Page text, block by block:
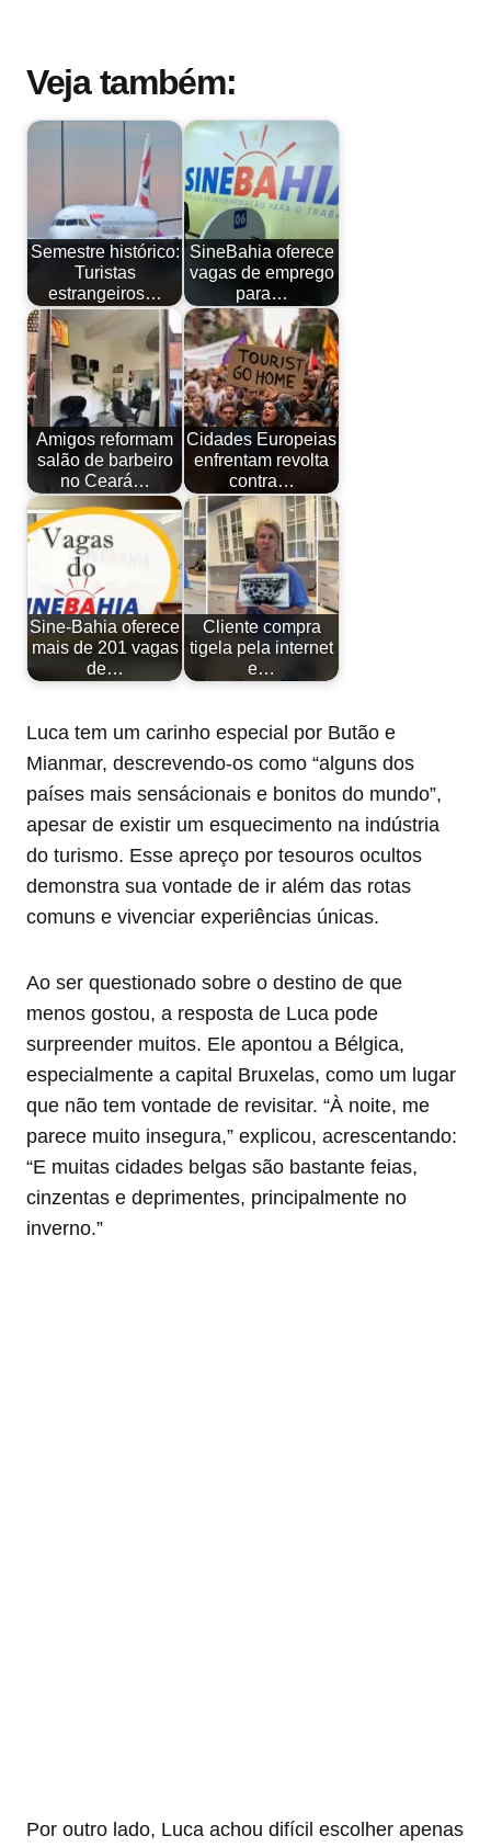
Veja também:
Semestre histórico:
Turistas
estrangeiros…
SineBahia oferece
vagas de emprego
para…
Amigos reformam
salão de barbeiro
no Ceará…
Cidades Europeias
enfrentam revolta
contra…
Sine-Bahia oferece
mais de 201 vagas
de…
Cliente compra
tigela pela internet
e…
Luca tem um carinho especial por Butão e
Mianmar, descrevendo-os como “alguns dos
países mais sensácionais e bonitos do mundo”,
apesar de existir um esquecimento na indústria
do turismo. Esse apreço por tesouros ocultos
demonstra sua vontade de ir além das rotas
comuns e vivenciar experiências únicas.
Ao ser questionado sobre o destino de que
menos gostou, a resposta de Luca pode
surpreender muitos. Ele apontou a Bélgica,
especialmente a capital Bruxelas, como um lugar
que não tem vontade de revisitar. “À noite, me
parece muito insegura,” explicou, acrescentando:
“E muitas cidades belgas são bastante feias,
cinzentas e deprimentes, principalmente no
inverno.”
Por outro lado, Luca achou difícil escolher apenas